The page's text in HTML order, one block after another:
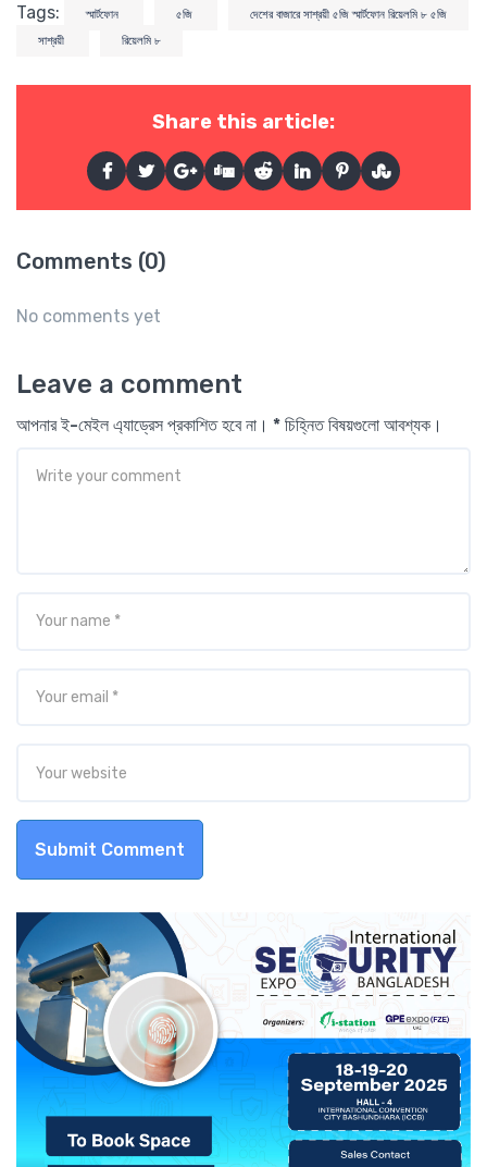
Tags: স্মার্টফোন ৫জি
দেশের বাজারে সাশ্রয়ী ৫জি স্মার্টফোন রিয়েলমি ৮ ৫জি
সাশ্রয়ী
রিয়েলমি ৮
Share this article:
Comments (0)
No comments yet
Leave a comment
আপনার ই-মেইল এ্যাড্রেস প্রকাশিত হবে না। * চিহ্নিত বিষয়গুলো আবশ্যক।
Submit Comment